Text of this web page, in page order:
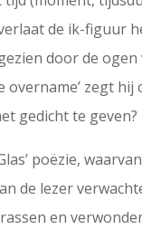
de ik-figuur
door de ogen
overname’ zegt
gedicht te geven?
poëzie,
de lezer
en